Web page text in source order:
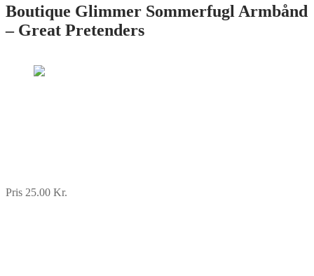
Boutique Glimmer Sommerfugl Armbånd
– Great Pretenders
Pris 25.00 Kr.